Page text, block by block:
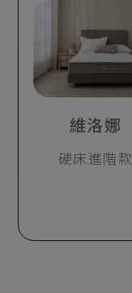
維洛娜
硬床進階款